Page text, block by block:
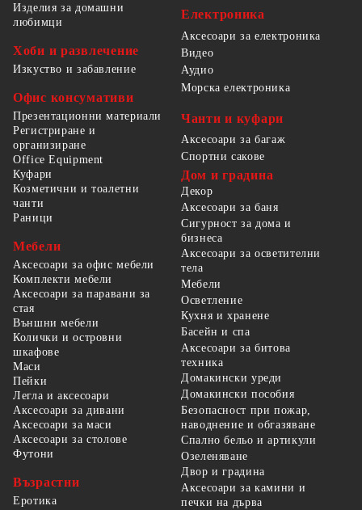
Изделия за домашни
любимци
Хоби и развлечение
Изкуство и забавление
Офис консумативи
Презентационни материали
Регистриране и
организиране
Office Equipment
Електроника
Аксесоари за електроника
Видео
Аудио
Морска електроника
Чанти и куфари
Аксесоари за багаж
Спортни сакове
Куфари
Козметични и тоалетни
чанти
Раници
Мебели
Аксесоари за офис мебели
Комплекти мебели
Аксесоари за паравани за
стая
Външни мебели
Колички и островни
шкафове
Маси
Пейки
Легла и аксесоари
Аксесоари за дивани
Аксесоари за маси
Аксесоари за столове
Футони
Възрастни
Еротика
Дом и градина
Декор
Аксесоари за баня
Сигурност за дома и
бизнеса
Аксесоари за осветителни
тела
Мебели
Осветление
Кухня и хранене
Басейн и спа
Аксесоари за битова
техника
Домакински уреди
Домакински пособия
Безопасност при пожар,
наводнение и обгазяване
Спално бельо и артикули
Озеленяване
Двор и градина
Аксесоари за камини и
печки на дърва